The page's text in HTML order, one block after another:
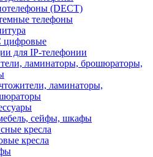
(DECT)
телефоны
для IP-телефонии
ламинаторы, брошюраторы,
ламинаторы,
сейфы, шкафы
кресла
кресла